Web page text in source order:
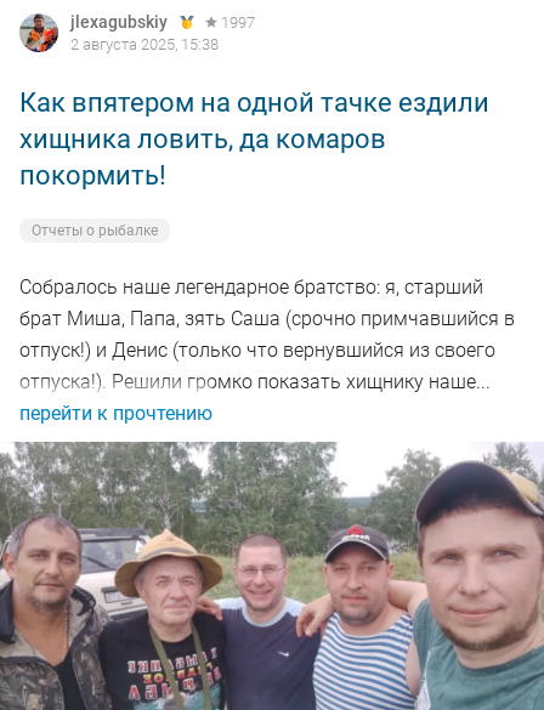
jlexagubskiy
1997
2 августа 2025, 15:38
Как впятером на одной тачке ездили
хищника ловить, да комаров
покормить!
Отчеты о рыбалке
Собралось наше легендарное братство: я, старший
брат Миша, Папа, зять Саша (срочно примчавшийся в
отпуск!) и Денис (только что вернувшийся из своего
отпуска!). Решили громко показать хищнику наше...
перейти к прочтению